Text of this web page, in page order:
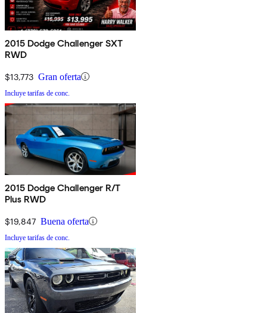
2015 Dodge Challenger SXT
RWD
$13,773 Gran oferta
Incluye tarifas de conc.
2015 Dodge Challenger R/T
Plus RWD
$19,847 Buena oferta
Incluye tarifas de conc.